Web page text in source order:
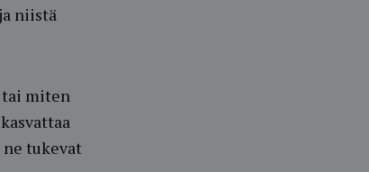
niistä
tai miten
tukevat